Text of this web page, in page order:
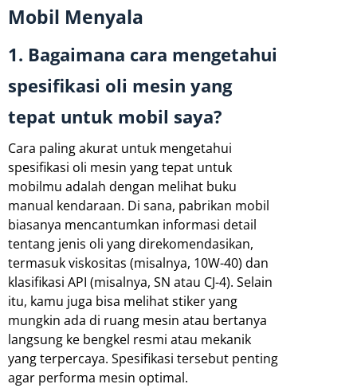
Mobil Menyala
1. Bagaimana cara mengetahui
spesifikasi oli mesin yang
tepat untuk mobil saya?
Cara paling akurat untuk mengetahui
spesifikasi oli mesin yang tepat untuk
mobilmu adalah dengan melihat buku
manual kendaraan. Di sana, pabrikan mobil
biasanya mencantumkan informasi detail
tentang jenis oli yang direkomendasikan,
termasuk viskositas (misalnya, 10W-40) dan
klasifikasi API (misalnya, SN atau CJ-4). Selain
itu, kamu juga bisa melihat stiker yang
mungkin ada di ruang mesin atau bertanya
langsung ke bengkel resmi atau mekanik
yang terpercaya. Spesifikasi tersebut penting
agar performa mesin optimal.